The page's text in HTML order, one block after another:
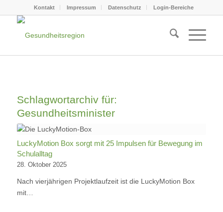
Kontakt Impressum Datenschutz Login-Bereiche
Schlagwortarchiv für:
Gesundheitsminister
LuckyMotion Box sorgt mit 25 Impulsen für Bewegung im
Schulalltag
28. Oktober 2025
Nach vierjährigen Projektlaufzeit ist die LuckyMotion Box
mit…